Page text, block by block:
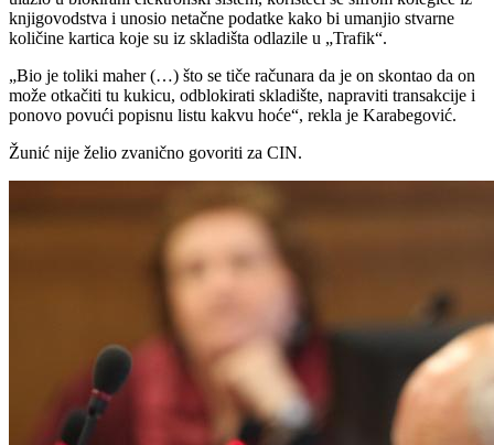
knjigovodstva i unosio netačne podatke kako bi umanjio stvarne
količine kartica koje su iz skladišta odlazile u „Trafik“.
„Bio je toliki maher (…) što se tiče računara da je on skontao da on
može otkačiti tu kukicu, odblokirati skladište, napraviti transakcije i
ponovo povući popisnu listu kakvu hoće“, rekla je Karabegović.
Žunić nije želio zvanično govoriti za CIN.